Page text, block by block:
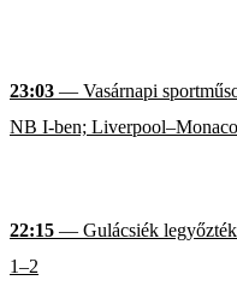
23:03 — Vasárnapi
NB I-ben;
22:15 — Gulácsiék legyőzték
1–2